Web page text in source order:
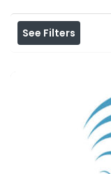
See Filters